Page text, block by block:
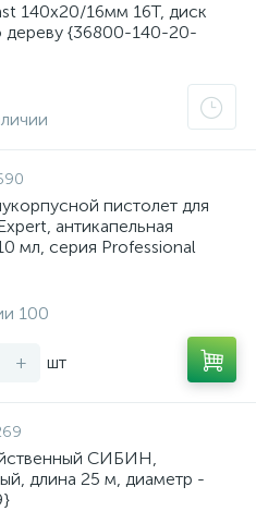
140x20/16мм 16Т, диск
дереву {36800-140-20-
пистолет для
антикапельная
мл, серия Professional
100
+ шт
СИБИН,
длина 25 м, диаметр -